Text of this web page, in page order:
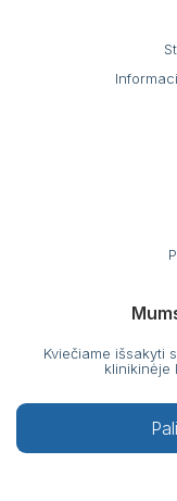
Kviečiame išsakyti
klinikinėje